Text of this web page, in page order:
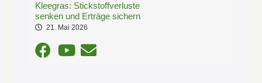
Kleegras: Stickstoffverluste
senken und Erträge sichern
21. Mai 2026